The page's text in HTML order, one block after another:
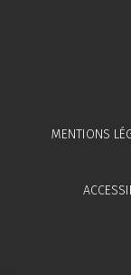
MENTIONS